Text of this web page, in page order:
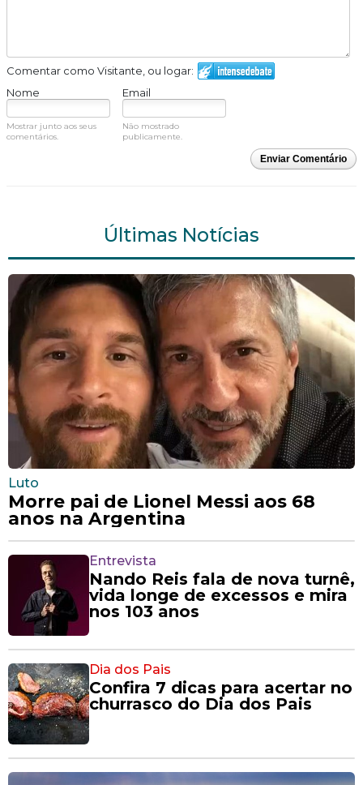
Comentar como Visitante, ou logar:
Nome
Email
Mostrar junto aos seus
comentários.
Não mostrado
publicamente.
Enviar Comentário
Últimas Notícias
Luto
Morre pai de Lionel Messi aos 68
anos na Argentina
Entrevista
Nando Reis fala de nova turnê,
vida longe de excessos e mira
nos 103 anos
Dia dos Pais
Confira 7 dicas para acertar no
churrasco do Dia dos Pais